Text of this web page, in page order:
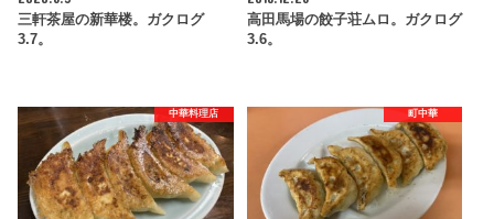
三軒茶屋の新華楼。ガクログ
3.7。
高田馬場の餃子荘ムロ。ガクログ
3.6。
中華料理店 町中華